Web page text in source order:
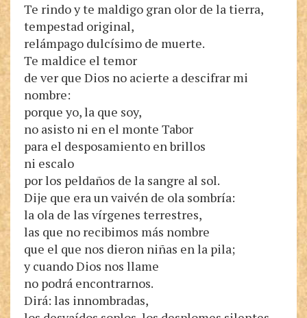
Te rindo y te maldigo gran olor de la tierra,
tempestad original,
relámpago dulcísimo de muerte.
Te maldice el temor
de ver que Dios no acierte a descifrar mi
nombre:
porque yo, la que soy,
no asisto ni en el monte Tabor
para el desposamiento en brillos
ni escalo
por los peldaños de la sangre al sol.
Dije que era un vaivén de ola sombría:
la ola de las vírgenes terrestres,
las que no recibimos más nombre
que el que nos dieron niñas en la pila;
y cuando Dios nos llame
no podrá encontrarnos.
Dirá: las innombradas,